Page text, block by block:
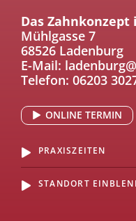
Das Zahnkonzept
Mühlgasse 7
68526 Ladenburg
E-Mail:
Telefon: 06203
ONLINE TERMIN
PRAXISZEITEN
STANDORT